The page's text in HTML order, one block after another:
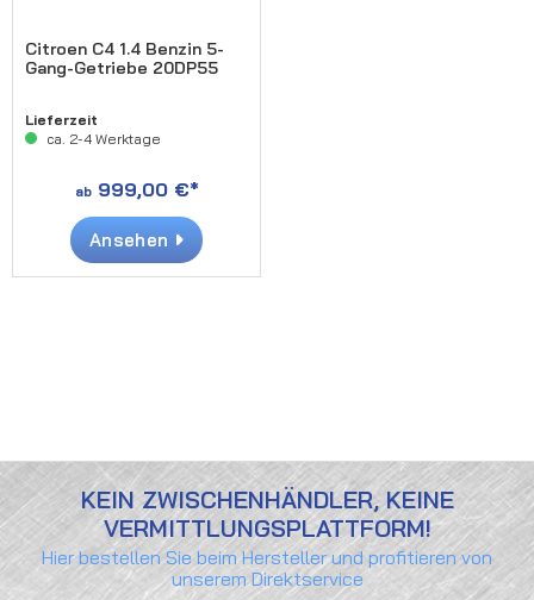
Citroen C4 1.4 Benzin 5-
Gang-Getriebe 20DP55
Lieferzeit
ca. 2-4 Werktage
ab999,00 €*
Ansehen
KEIN ZWISCHENHÄNDLER, KEINE
VERMITTLUNGSPLATTFORM!
Hier bestellen Sie beim Hersteller und profitieren von
unserem Direktservice